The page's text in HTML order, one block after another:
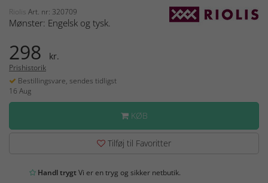
Riolis Art. nr: 320709
Mønster: Engelsk og tysk.
298 kr.
Prishistorik
Bestillingsvare, sendes tidligst
16 Aug
KØB
Tilføj til Favoritter
Handl trygtVi er en tryg og sikker netbutik.